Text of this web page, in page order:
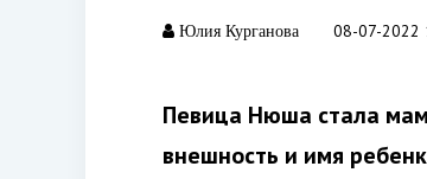
Юлия Курганова 08-07-2022
Певица Нюша стала
внешность и имя